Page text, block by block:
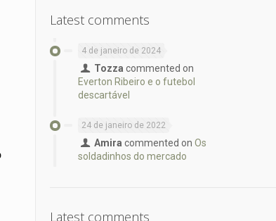
Latest comments
4 de janeiro de 2024
Tozza commented on
Everton Ribeiro e o futebol
descartável
24 de janeiro de 2022
Amira commented on Os
soldadinhos do mercado
Latest comments